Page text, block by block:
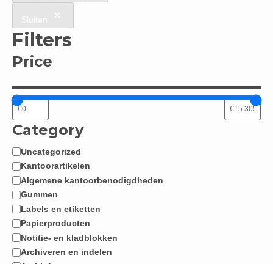
Sluiten
Filters
Price
Category
Categorie
Uncategorized
Kantoorartikelen
Algemene kantoorbenodigdheden
Gummen
Labels en etiketten
Papierproducten
Notitie- en kladblokken
Archiveren en indelen